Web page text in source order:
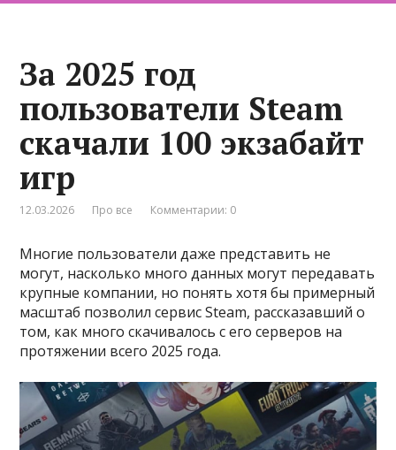
За 2025 год
пользователи Steam
скачали 100 экзабайт
игр
12.03.2026 Про все Комментарии: 0
Многие пользователи даже представить не
могут, насколько много данных могут передавать
крупные компании, но понять хотя бы примерный
масштаб позволил сервис Steam, рассказавший о
том, как много скачивалось с его серверов на
протяжении всего 2025 года.